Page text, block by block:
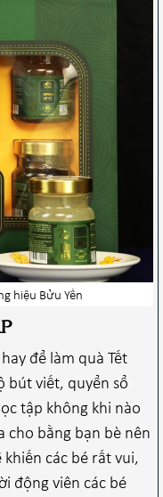
hiệu Bửu Yến
để làm quà Tết
bút viết, quyển sổ
tập không khi nào
cho bằng bạn bè nên
các bé rất vui,
động viên các bé